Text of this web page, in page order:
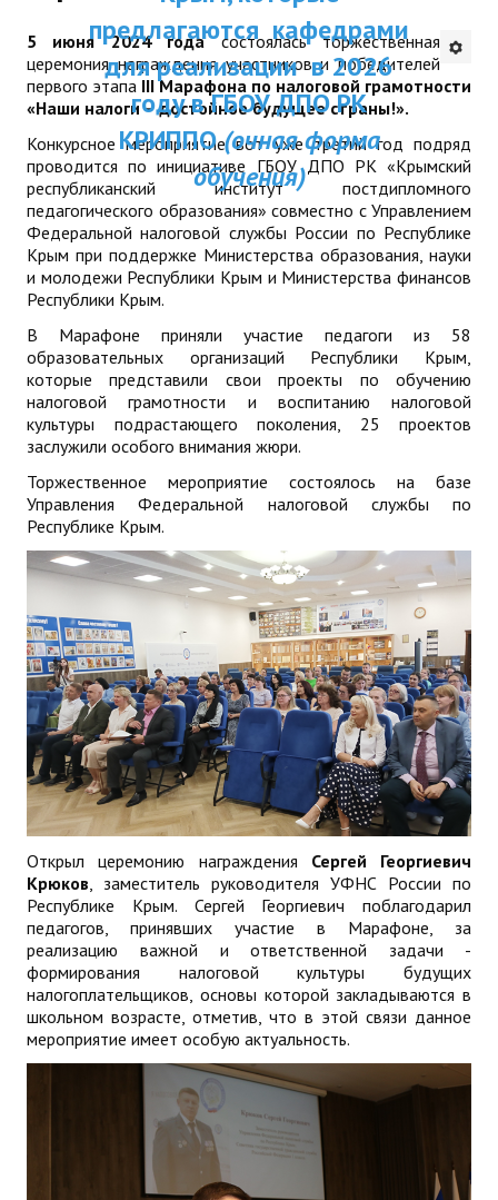
Профессиональная переподготовка
Повышение квалификации
КОНТАКТЫ
ДПП ПК:
Актуальное
занятий
предлагаются
для реализации
году в ГБОУ
КРИППО(очная
обучения)
Республики Крым и были одобрены
Ученым советом ГБОУ ДПО РК КРИППО.
Мы надеемся получить Ваши предложения
и отзывы на электронный
dpo@krippo.ru
Рекомендации «Об организации
сопровождения детей, утративших
родителей, в современных условиях»
5 июня 2024 годасостоялась торжественная
церемония награждения участников и победителей
первого этапа III Марафона по налоговой грамотности
«Наши налоги – достойное будущее страны!».
Конкурсное мероприятие вот уже третий год подряд
проводится по инициативе ГБОУ ДПО РК «Крымский
республиканский институт постдипломного
педагогического образования» совместно с Управлением
Федеральной налоговой службы России по Республике
Крым при поддержке Министерства образования, науки
и молодежи Республики Крым и Министерства финансов
Республики Крым.
В Марафоне приняли участие педагоги из 58
образовательных организаций Республики Крым,
которые представили свои проекты по обучению
налоговой грамотности и воспитанию налоговой
культуры подрастающего поколения, 25 проектов
заслужили особого внимания жюри.
Торжественное мероприятие состоялось на базе
Управления Федеральной налоговой службы по
Республике Крым.
Открыл церемонию награждения Сергей Георгиевич
Крюков , заместитель руководителя УФНС России по
Республике Крым. Сергей Георгиевич поблагодарил
педагогов, принявших участие в Марафоне, за
реализацию важной и ответственной задачи -
формирования налоговой культуры будущих
налогоплательщиков, основы которой закладываются в
школьном возрасте, отметив, что в этой связи данное
мероприятие имеет особую актуальность.